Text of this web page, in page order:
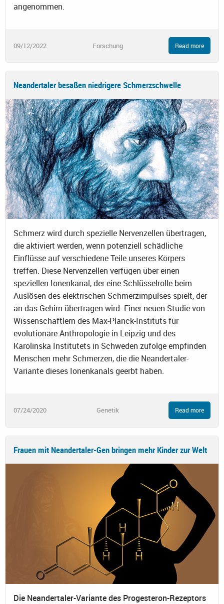
angenommen.
09/12/2022 Forschung Read more
Neandertaler besaßen niedrigere Schmerzschwelle
Schmerz wird durch spezielle Nervenzellen übertragen,
die aktiviert werden, wenn potenziell schädliche
Einflüsse auf verschiedene Teile unseres Körpers
treffen. Diese Nervenzellen verfügen über einen
speziellen Ionenkanal, der eine Schlüsselrolle beim
Auslösen des elektrischen Schmerzimpulses spielt, der
an das Gehirn übertragen wird. Einer neuen Studie von
Wissenschaftlern des Max-Planck-Instituts für
evolutionäre Anthropologie in Leipzig und des
Karolinska Institutets in Schweden zufolge empfinden
Menschen mehr Schmerzen, die die Neandertaler-
Variante dieses Ionenkanals geerbt haben.
07/24/2020 Genetik Read more
Frauen mit Neandertaler-Gen bringen mehr Kinder zur Welt
Die Neandertaler-Variante des Progesteron-Rezeptors